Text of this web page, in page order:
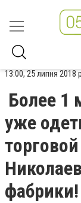
13:00, 25 липня 2018
Более 1
уже
фабрики!